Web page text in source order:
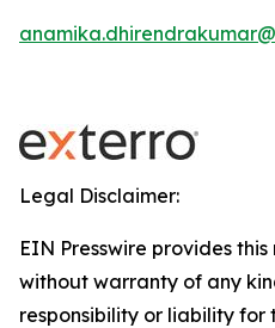
Legal Disclaimer:
EIN Presswire provides
without warranty of any
responsibility or liability for